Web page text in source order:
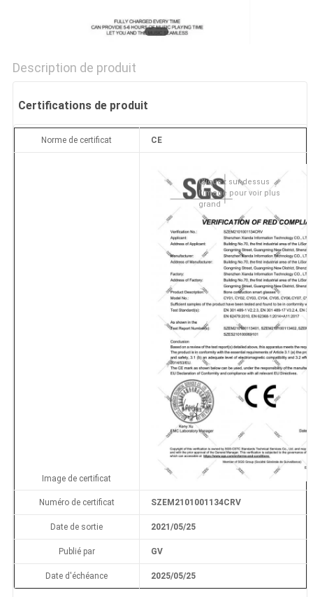
Description de produit
Certifications de produit
Norme de certificat CE
Image de certificat
Cliquez sur dessus
l'image pour voir plus
grand
Numéro de certificat SZEM2101001134CRV
Date de sortie 2021/05/25
Publié par GV
Date d'échéance 2025/05/25